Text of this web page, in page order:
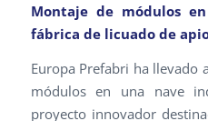
Montaje de módulos
fábrica de licuado de
Europa Prefabri ha llevado
módulos en una nave
proyecto innovador